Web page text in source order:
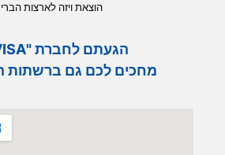
הוצאת ויזה לארצות
הגעתם לחברת "EZVISA"
מחכים לכם גם ברשתות